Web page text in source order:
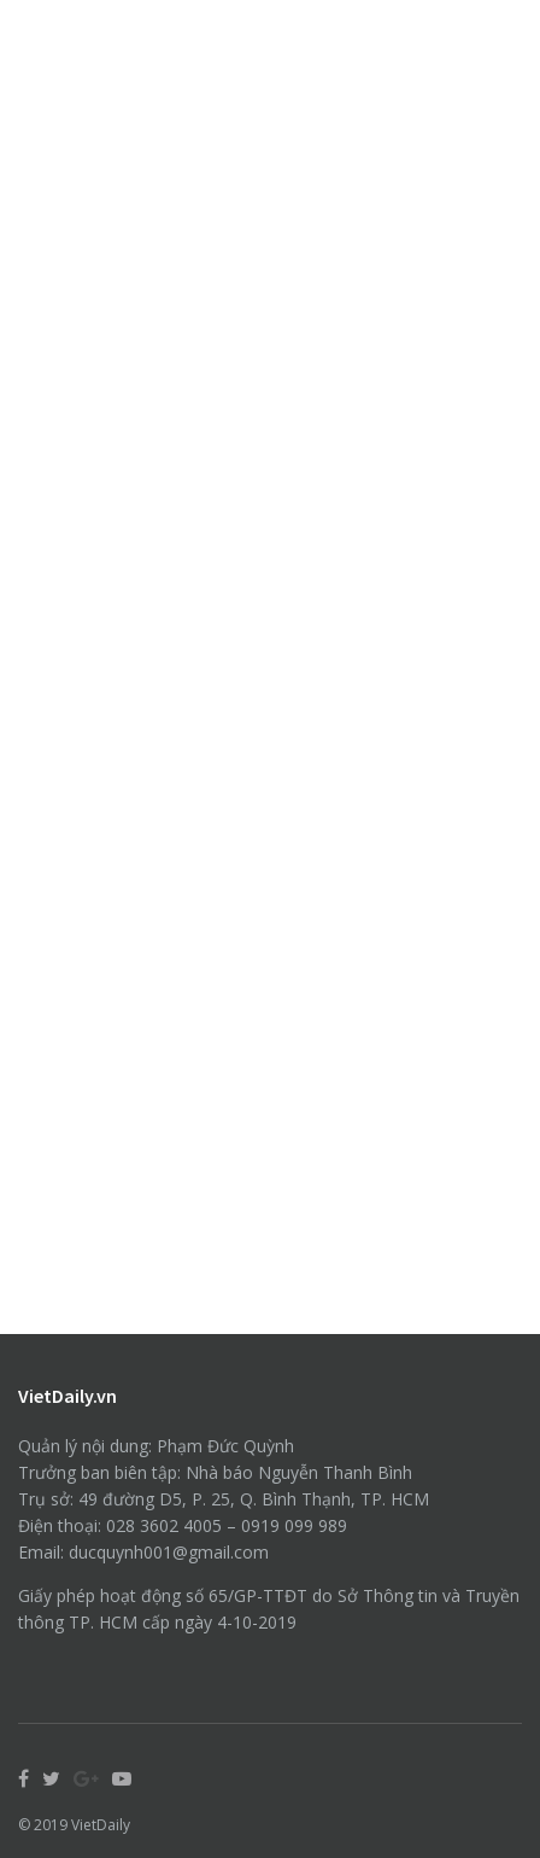
VietDaily.vn
Quản lý nội dung: Phạm Đức Quỳnh
Trưởng ban biên tập: Nhà báo Nguyễn Thanh Bình
Trụ sở: 49 đường D5, P. 25, Q. Bình Thạnh, TP. HCM
Điện thoại: 028 3602 4005 – 0919 099 989
Email: ducquynh001@gmail.com
Giấy phép hoạt động số 65/GP-TTĐT do Sở Thông tin và Truyền
thông TP. HCM cấp ngày 4-10-2019
© 2019VietDaily